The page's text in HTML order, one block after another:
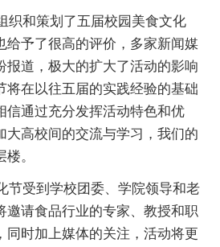
和策划了五届校园美食文化
给予了很高的评价，多家新闻媒
报道，极大的扩大了活动的影响
将在以往五届的实践经验的基础
信通过充分发挥活动特色和优
大高校间的交流与学习，我们的
。
受到学校团委、学院领导和老
邀请食品行业的专家、教授和职
同时加上媒体的关注，活动将更